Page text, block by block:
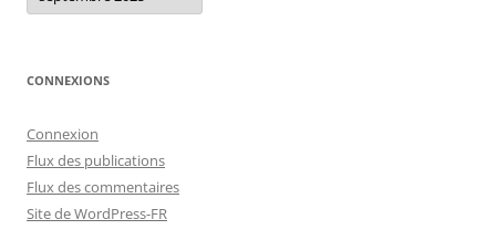
CONNEXIONS
Connexion
Flux des publications
Flux des commentaires
Site de WordPress-FR